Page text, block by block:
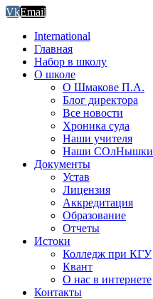
VkEmail
International
Главная
Набор в школу
О школе
О Шмакове П.А.
Блог директора
Все новости
Хроника суда
Наши учителя
Наши СОлНышки
Документы
Устав
Лицензия
Аккредитация
Образование
Отчеты
Истоки
Колледж при КГУ
Квант
О нас в интернете
Контакты